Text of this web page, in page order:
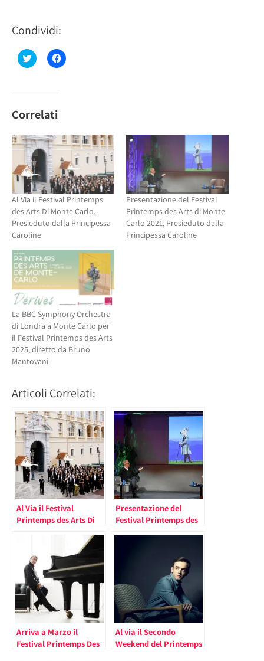
Condividi:
Fai
clic
su
(Si
apre
una
nuova
finestra)
Fai
clic
nuova
finestra)
Correlati
Al Via il Festival Printemps
des Arts Di Monte Carlo,
Presieduto dalla Principessa
Caroline
Presentazione del Festival
Printemps des Arts di Monte
Carlo 2021, Presieduto dalla
Principessa Caroline
La BBC Symphony Orchestra
di Londra a Monte Carlo per
il Festival Printemps des Arts
2025, diretto da Bruno
Mantovani
Articoli Correlati:
Al Via il Festival
Printemps des Arts Di
Principessa Caroline
Presentazione del
Festival Printemps des
Principessa Caroline
Arriva a Marzo il
Festival Printemps Des
Al via il Secondo
Weekend del Printemps